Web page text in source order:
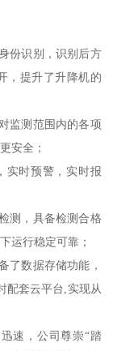
份识别，识别后方
，提升了升降机的
监测范围内的各项
安全；
实时预警，实时报
测，具备检测合格
运行稳定可靠；
了数据存储功能，
配套云平台,实现从
速，公司尊崇“踏